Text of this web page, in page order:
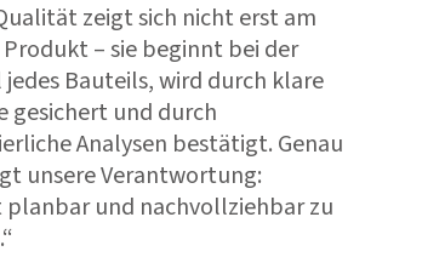
zeigt sich nicht erst am
– sie beginnt bei der
jedes Bauteils, wird durch klare
gesichert und durch
Analysen bestätigt. Genau
unsere Verantwortung:
und nachvollziehbar zu